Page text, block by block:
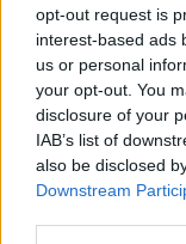
opt-out request is
interest-based ads
us or personal
your opt-out. You
disclosure of your
IAB’s list of
also be disclosed
Downstream
UUTISET
etälääkärin
ei